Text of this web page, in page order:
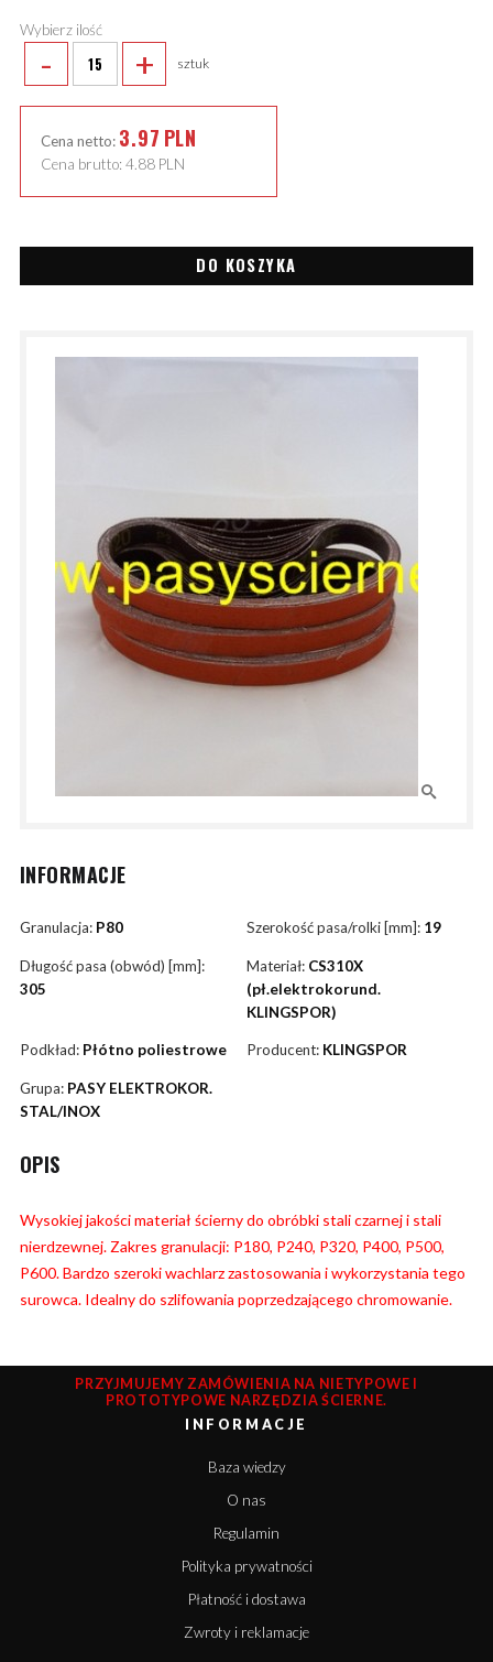
Wybierz ilość
- + sztuk
Cena netto: 3.97 PLN
Cena brutto: 4.88 PLN
DO KOSZYKA
INFORMACJE
Granulacja: P80 Szerokość pasa/rolki [mm]: 19
Długość pasa (obwód) [mm]:
305
Materiał: CS310X
(pł.elektrokorund.
KLINGSPOR)
Podkład: Płótno poliestrowe Producent: KLINGSPOR
Grupa: PASY ELEKTROKOR.
STAL/INOX
OPIS
Wysokiej jakości materiał ścierny do obróbki stali czarnej i stali
nierdzewnej. Zakres granulacji: P180, P240, P320, P400, P500,
P600. Bardzo szeroki wachlarz zastosowania i wykorzystania tego
surowca. Idealny do szlifowania poprzedzającego chromowanie.
PRZYJMUJEMY ZAMÓWIENIA NA NIETYPOWE I
PROTOTYPOWE NARZĘDZIA ŚCIERNE.
INFORMACJE
Baza wiedzy
O nas
Regulamin
Polityka prywatności
Płatność i dostawa
Zwroty i reklamacje